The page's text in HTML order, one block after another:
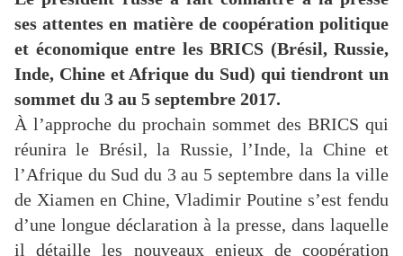
ses attentes en matière de coopération politique
et économique entre les BRICS (Brésil, Russie,
Inde, Chine et Afrique du Sud) qui tiendront un
sommet du 3 au 5 septembre 2017.
À l’approche du prochain sommet des BRICS qui
réunira le Brésil, la Russie, l’Inde, la Chine et
l’Afrique du Sud du 3 au 5 septembre dans la ville
de Xiamen en Chine, Vladimir Poutine s’est fendu
d’une longue déclaration à la presse, dans laquelle
il détaille les nouveaux enjeux de coopération